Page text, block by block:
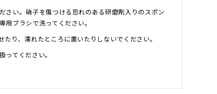
さい。硝子を傷つける恐れのある研磨剤入りのスポン
ブラシで洗ってください。
り、濡れたところに置いたりしないでください。
てください。